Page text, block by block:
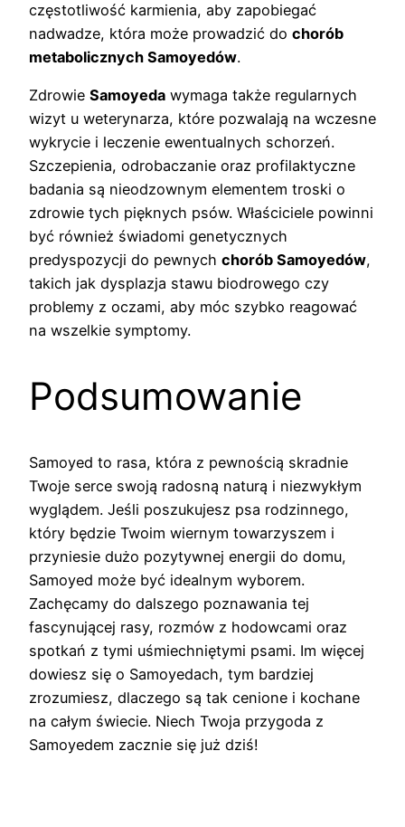
częstotliwość karmienia, aby zapobiegać
nadwadze, która może prowadzić do chorób
metabolicznych Samoyedów.
Zdrowie Samoyeda wymaga także regularnych
wizyt u weterynarza, które pozwalają na wczesne
wykrycie i leczenie ewentualnych schorzeń.
Szczepienia, odrobaczanie oraz profilaktyczne
badania są nieodzownym elementem troski o
zdrowie tych pięknych psów. Właściciele powinni
być również świadomi genetycznych
predyspozycji do pewnych chorób Samoyedów,
takich jak dysplazja stawu biodrowego czy
problemy z oczami, aby móc szybko reagować
na wszelkie symptomy.
Podsumowanie
Samoyed to rasa, która z pewnością skradnie
Twoje serce swoją radosną naturą i niezwykłym
wyglądem. Jeśli poszukujesz psa rodzinnego,
który będzie Twoim wiernym towarzyszem i
przyniesie dużo pozytywnej energii do domu,
Samoyed może być idealnym wyborem.
Zachęcamy do dalszego poznawania tej
fascynującej rasy, rozmów z hodowcami oraz
spotkań z tymi uśmiechniętymi psami. Im więcej
dowiesz się o Samoyedach, tym bardziej
zrozumiesz, dlaczego są tak cenione i kochane
na całym świecie. Niech Twoja przygoda z
Samoyedem zacznie się już dziś!